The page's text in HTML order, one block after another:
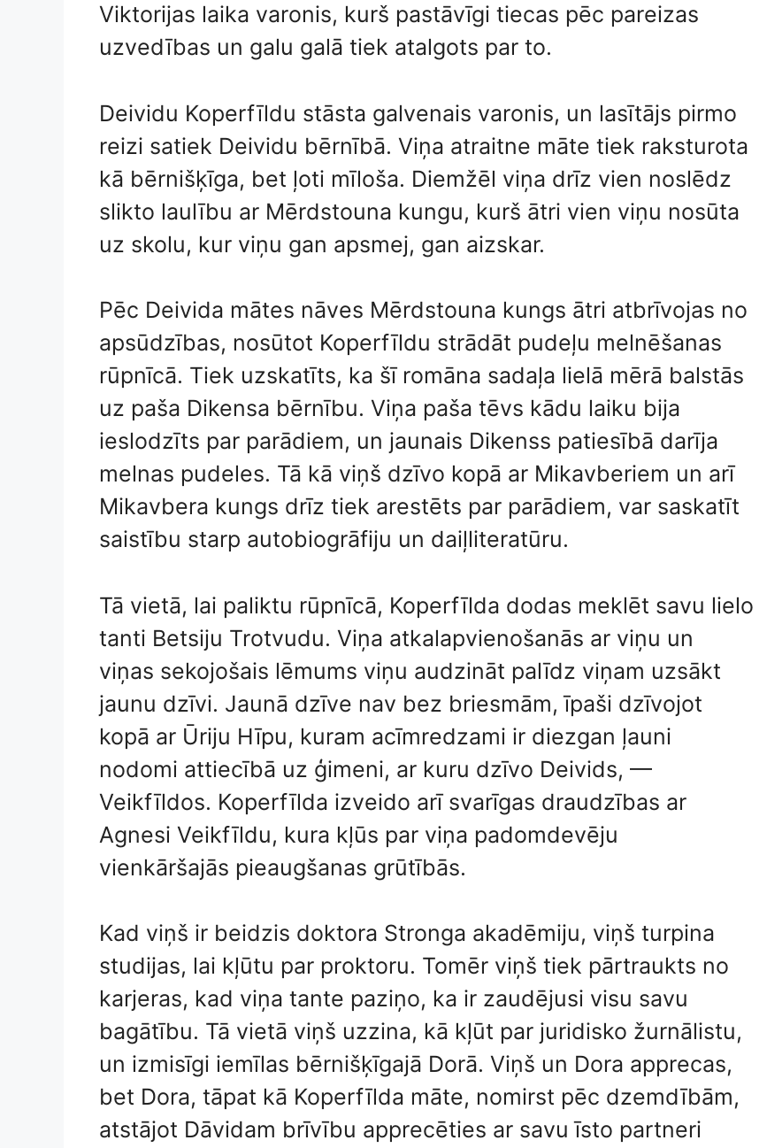
Viktorijas laika varonis, kurš pastāvīgi tiecas pēc pareizas
uzvedības un galu galā tiek atalgots par to.
Deividu Koperfīldu stāsta galvenais varonis, un lasītājs pirmo
reizi satiek Deividu bērnībā. Viņa atraitne māte tiek raksturota
kā bērnišķīga, bet ļoti mīloša. Diemžēl viņa drīz vien noslēdz
slikto laulību ar Mērdstouna kungu, kurš ātri vien viņu nosūta
uz skolu, kur viņu gan apsmej, gan aizskar.
Pēc Deivida mātes nāves Mērdstouna kungs ātri atbrīvojas no
apsūdzības, nosūtot Koperfīldu strādāt pudeļu melnēšanas
rūpnīcā. Tiek uzskatīts, ka šī romāna sadaļa lielā mērā balstās
uz paša Dikensa bērnību. Viņa paša tēvs kādu laiku bija
ieslodzīts par parādiem, un jaunais Dikenss patiesībā darīja
melnas pudeles. Tā kā viņš dzīvo kopā ar Mikavberiem un arī
Mikavbera kungs drīz tiek arestēts par parādiem, var saskatīt
saistību starp autobiogrāfiju un daiļliteratūru.
Tā vietā, lai paliktu rūpnīcā, Koperfīlda dodas meklēt savu lielo
tanti Betsiju Trotvudu. Viņa atkalapvienošanās ar viņu un
viņas sekojošais lēmums viņu audzināt palīdz viņam uzsākt
jaunu dzīvi. Jaunā dzīve nav bez briesmām, īpaši dzīvojot
kopā ar Ūriju Hīpu, kuram acīmredzami ir diezgan ļauni
nodomi attiecībā uz ģimeni, ar kuru dzīvo Deivids, —
Veikfīldos. Koperfīlda izveido arī svarīgas draudzības ar
Agnesi Veikfīldu, kura kļūs par viņa padomdevēju
vienkāršajās pieaugšanas grūtībās.
Kad viņš ir beidzis doktora Stronga akadēmiju, viņš turpina
studijas, lai kļūtu par proktoru. Tomēr viņš tiek pārtraukts no
karjeras, kad viņa tante paziņo, ka ir zaudējusi visu savu
bagātību. Tā vietā viņš uzzina, kā kļūt par juridisko žurnālistu,
un izmisīgi iemīlas bērnišķīgajā Dorā. Viņš un Dora apprecas,
bet Dora, tāpat kā Koperfīlda māte, nomirst pēc dzemdībām,
atstājot Dāvidam brīvību apprecēties ar savu īsto partneri